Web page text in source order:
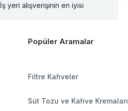
İş yeri alışverişinin en iyisi
Popüler Aramalar
Filtre Kahveler
Süt Tozu ve Kahve Kremaları